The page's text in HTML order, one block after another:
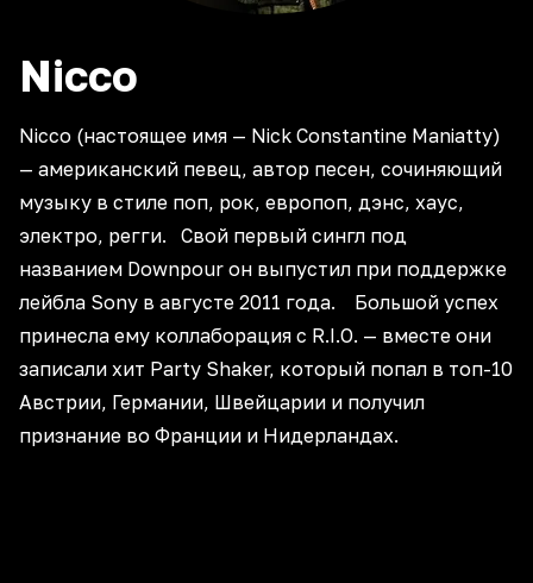
Nicco
Nicco (настоящее имя — Nick Constantine Maniatty)
— американский певец, автор песен, сочиняющий
музыку в стиле поп, рок, европоп, дэнс, хаус,
электро, регги. Свой первый сингл под
названием Downpour он выпустил при поддержке
лейбла Sony в августе 2011 года. Большой успех
принесла ему коллаборация с R.I.O. — вместе они
записали хит Party Shaker, который попал в топ-10
Австрии, Германии, Швейцарии и получил
признание во Франции и Нидерландах.